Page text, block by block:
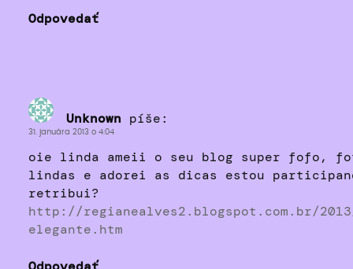
Odpovedať
Unknown píše:
31. januára 2013 o 4:04
oie linda ameii o seu blog super fofo,
lindas e adorei as dicas estou
retribui?
http://regianealves2.blogspot.com.br/
elegante.htm